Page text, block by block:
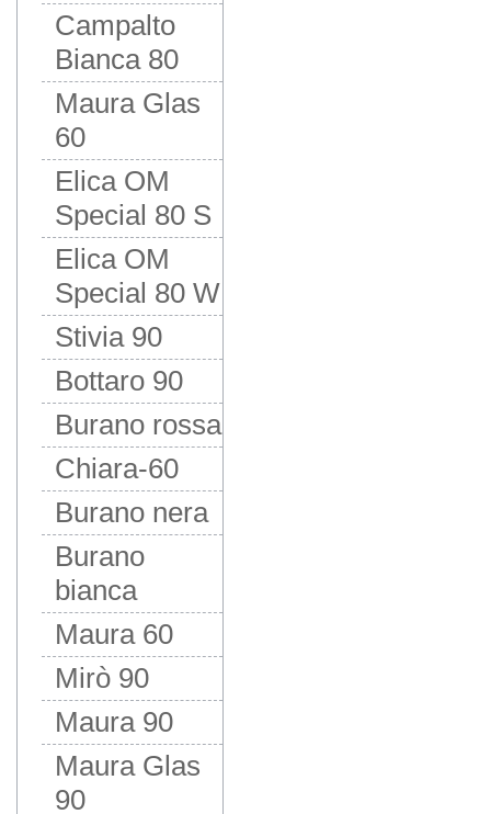
Campalto
Bianca 80
Maura Glas
60
Elica OM
Special 80 S
Elica OM
Special 80 W
Stivia 90
Bottaro 90
Burano rossa
Chiara-60
Burano nera
Burano
bianca
Maura 60
Mirò 90
Maura 90
Maura Glas
90